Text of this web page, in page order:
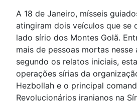
A 18 de Janeiro, mísseis
atingiram dois veículos que se
lado sírio dos Montes Golã.
mais de pessoas mortas nesse
segundo os relatos iniciais,
operações sírias da
Hezbollah e o principal
Revolucionários iranianos na